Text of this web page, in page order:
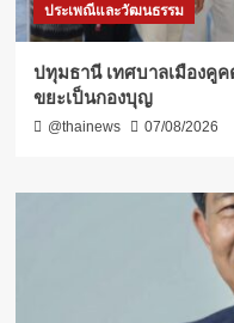
ประเพณีและวัฒนธรรม
ปทุมธานี เทศบาลเมืองคู
ขยะเป็นกองบุญ
@thainews 07/08/2026